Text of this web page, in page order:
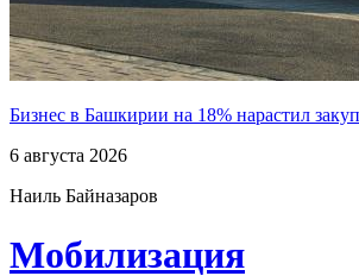
Бизнес в Башкирии на 18% нарастил
6 августа 2026
Наиль Байназаров
Мобилизация